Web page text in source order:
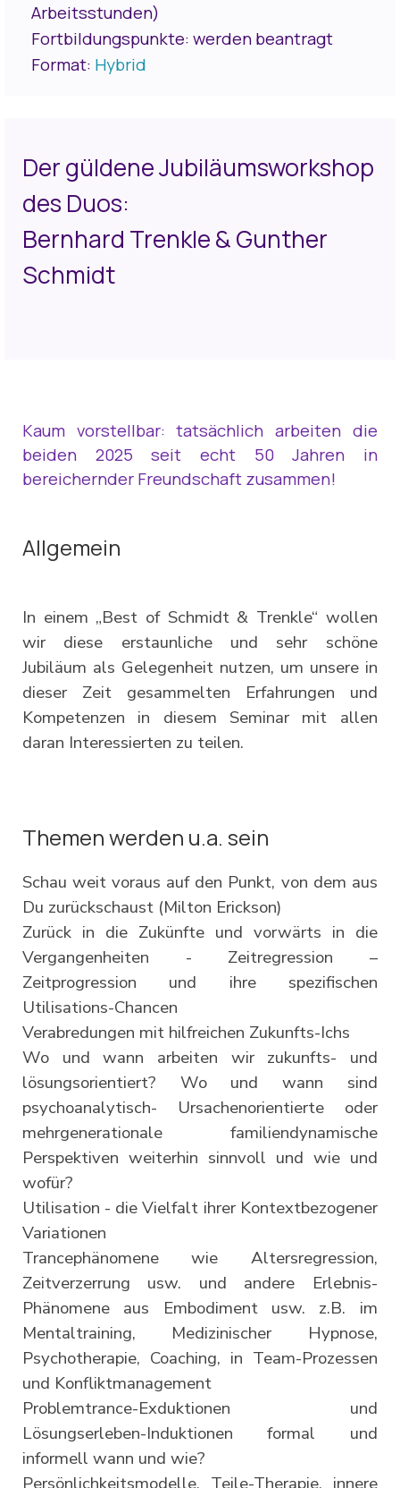
Arbeitsstunden)
Fortbildungspunkte: werden beantragt
Format: Hybrid
Der güldene Jubiläumsworkshop
des Duos:
Bernhard Trenkle & Gunther
Schmidt
Kaum vorstellbar: tatsächlich arbeiten die
beiden 2025 seit echt 50 Jahren in
bereichernder Freundschaft zusammen!
Allgemein
In einem „Best of Schmidt & Trenkle“ wollen
wir diese erstaunliche und sehr schöne
Jubiläum als Gelegenheit nutzen, um unsere in
dieser Zeit gesammelten Erfahrungen und
Kompetenzen in diesem Seminar mit allen
daran Interessierten zu teilen.
Themen werden u.a. sein
Schau weit voraus auf den Punkt, von dem aus
Du zurückschaust (Milton Erickson)
Zurück in die Zukünfte und vorwärts in die
Vergangenheiten - Zeitregression –
Zeitprogression und ihre spezifischen
Utilisations-Chancen
Verabredungen mit hilfreichen Zukunfts-Ichs
Wo und wann arbeiten wir zukunfts- und
lösungsorientiert? Wo und wann sind
psychoanalytisch- Ursachenorientierte oder
mehrgenerationale familiendynamische
Perspektiven weiterhin sinnvoll und wie und
wofür?
Utilisation - die Vielfalt ihrer Kontextbezogener
Variationen
Trancephänomene wie Altersregression,
Zeitverzerrung usw. und andere Erlebnis-
Phänomene aus Embodiment usw. z.B. im
Mentaltraining, Medizinischer Hypnose,
Psychotherapie, Coaching, in Team-Prozessen
und Konfliktmanagement
Problemtrance-Exduktionen und
Lösungserleben-Induktionen formal und
informell wann und wie?